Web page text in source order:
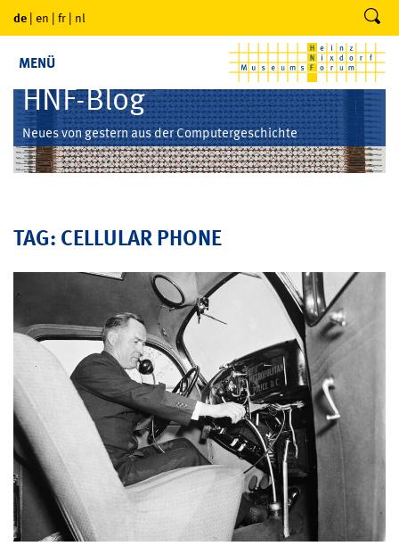
de | en | fr | nl
MENÜ
HNF-Blog
Neues von gestern aus der Computergeschichte
TAG: CELLULAR PHONE